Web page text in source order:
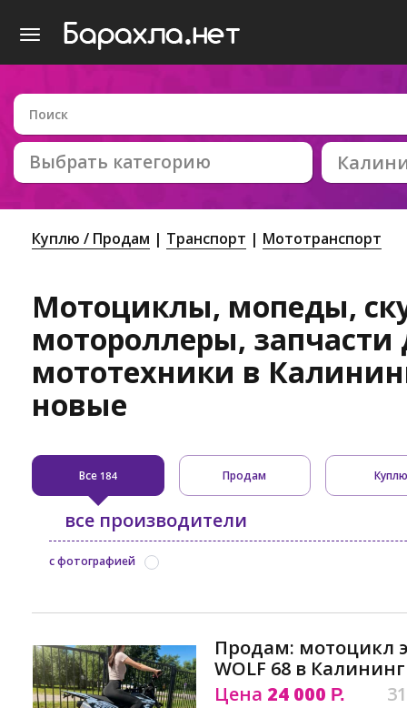
Выбрать категорию
Куплю / Продам Транспорт Мототранспорт
Мотоциклы, мопеды,
мотороллеры, запчасти
мототехники в
новые
Все 184 Продам
все производители
с фотографией
Продам: мотоцикл
WОLF 68 в
Цена 24 000 Р.